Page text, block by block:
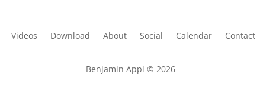
Videos Download About Social Calendar Contact
Benjamin Appl © 2026